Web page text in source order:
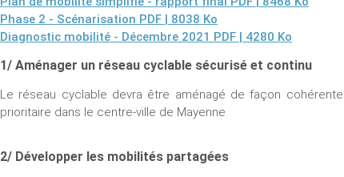
Phase 2 - Scénarisation PDF | 8038 Ko
Diagnostic mobilité - Décembre 2021 PDF | 4280 Ko
1/ Aménager un réseau cyclable sécurisé et continu
Le réseau cyclable devra être aménagé de façon
prioritaire dans le centre-ville de Mayenne
2/ Développer les mobilités partagées